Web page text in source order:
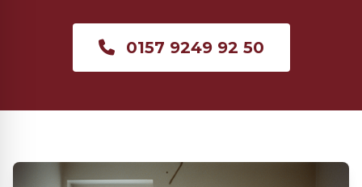
0157 9249 92 50